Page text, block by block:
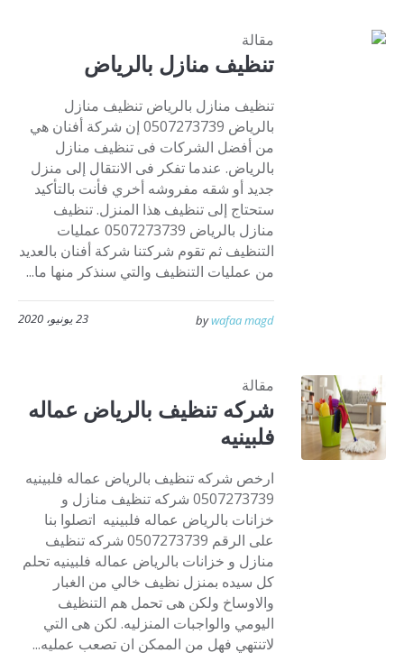
مقالة
تنظيف منازل بالرياض
تنظيف منازل بالرياض تنظيف منازل
بالرياض 0507273739 إن شركة أفنان هي
من أفضل الشركات فى تنظيف منازل
بالرياض. عندما تفكر فى الانتقال إلى منزل
جديد أو شقه مفروشه أخري فأنت بالتأكيد
ستحتاج إلى تنظيف هذا المنزل. تنظيف
منازل بالرياض 0507273739 عمليات
التنظيف ثم تقوم شركتنا شركة أفنان بالعديد
من عمليات التنظيف والتي سنذكر منها ما...
23 يونيو، 2020 bywafaa magd
مقالة
شركه تنظيف بالرياض عماله
فلبينيه
ارخص شركه تنظيف بالرياض عماله فلبينيه
0507273739 شركه تنظيف منازل و
خزانات بالرياض عماله فلبينيه اتصلوا بنا
على الرقم 0507273739 شركه تنظيف
منازل و خزانات بالرياض عماله فلبينيه تحلم
كل سيده بمنزل نظيف خالي من الغبار
والاوساخ ولكن هى تحمل هم التنظيف
اليومي والواجبات المنزليه. لكن هى التي
لاتنتهي فهل من الممكن ان تصعب عمليه...